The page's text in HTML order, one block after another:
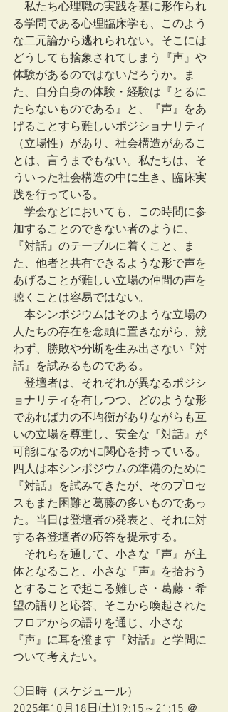
私たち心理職の実践を基に形作られ
る学問である心理臨床学も、このよう
な二元論から逃れられない。そこには
どうしても捨象されてしまう『声』や
体験があるのではないだろうか。ま
た、自分自身の体験・経験は『とるに
たらないものである』と、『声』をあ
げることすら難しいポジショナリティ
（立場性）があり、社会構造があるこ
とは、言うまでもない。私たちは、そ
ういった社会構造の中に生き、臨床実
践を行っている。
学会などにおいても、この時間に参
加することのできない者のように、
『対話』のテーブルに着くこと、ま
た、他者と共有できるような形で声を
あげることが難しい立場の仲間の声を
聴くことは容易ではない。
本シンポジウムはそのような立場の
人たちの存在を念頭に置きながら、競
わず、勝敗や分断を生み出さない『対
話』を試みるものである。
登壇者は、それぞれが異なるポジシ
ョナリティを有しつつ、どのような形
であれば力の不均衡がありながらも互
いの立場を尊重し、安全な『対話』が
可能になるのかに関心を持っている。
四人は本シンポジウムの準備のために
『対話』を試みてきたが、そのプロセ
スもまた困難と葛藤の多いものであっ
た。当日は登壇者の発表と、それに対
する各登壇者の応答を提示する。
それらを通して、小さな『声』が主
体となること、小さな『声』を拾おう
とすることで起こる難しさ・葛藤・希
望の語りと応答、そこから喚起された
フロアからの語りを通じ、小さな
『声』に耳を澄ます『対話』と学問に
ついて考えたい。
〇日時（スケジュール）
2025年10月18日(土)19:15～21:15 ＠